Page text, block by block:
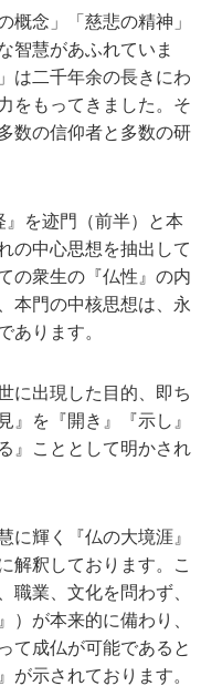
概念」「慈悲の精神」
智慧があふれていま
は二千年余の長きにわ
をもってきました。そ
数の信仰者と多数の研
を迹門（前半）と本
の中心思想を抽出して
の衆生の『仏性』の内
本門の中核思想は、永
あります。
に出現した目的、即ち
』を『開き』『示し』
』こととして明かされ
に輝く『仏の大境涯』
解釈しております。こ
職業、文化を問わず、
）が本来的に備わり、
て成仏が可能であると
が示されております。